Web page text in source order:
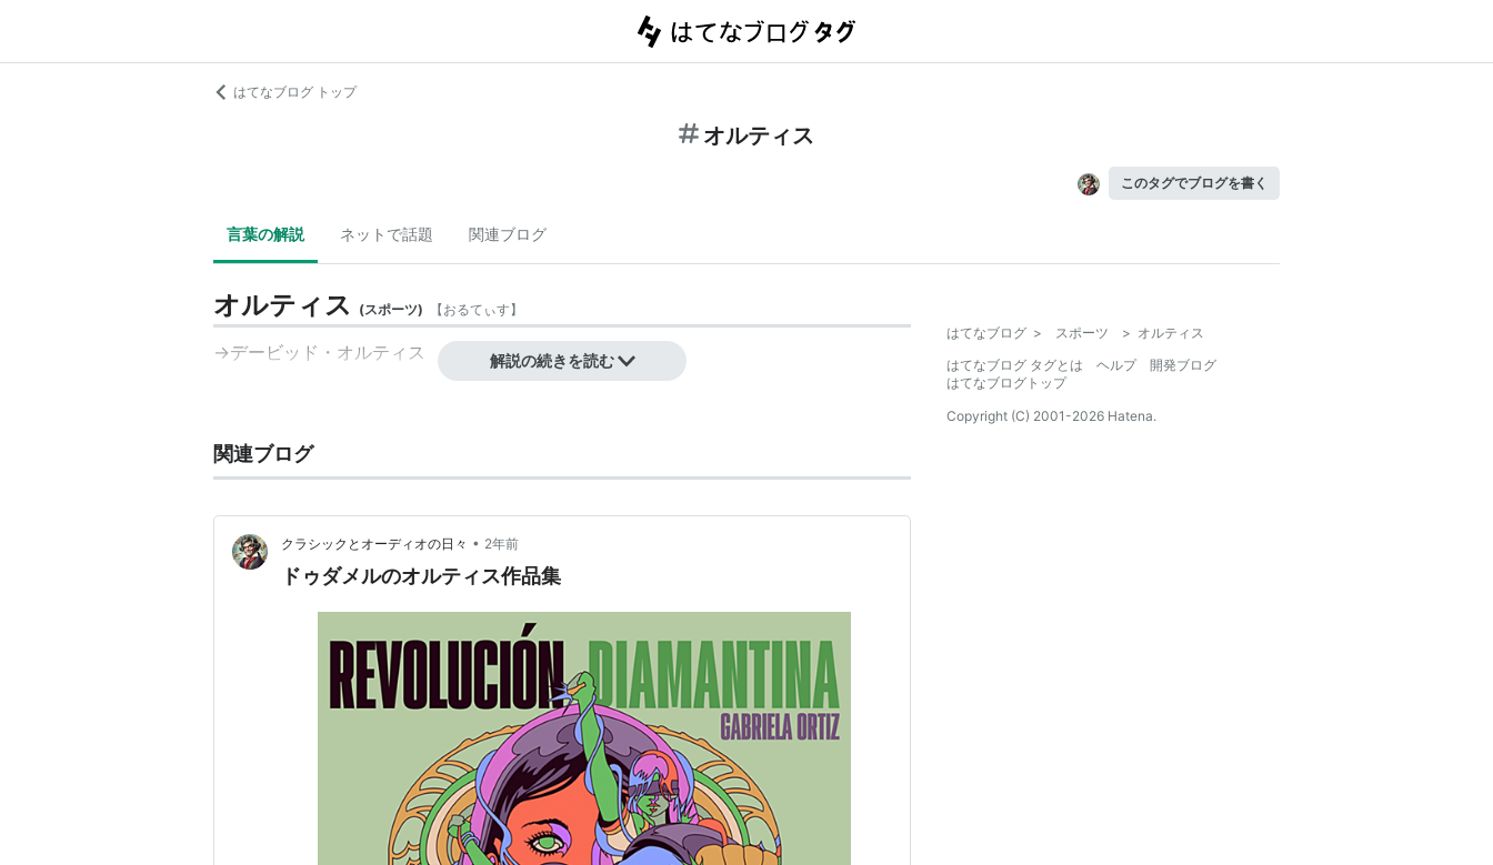
はてなブログ トップ
オルティス
このタグでブログを書く
言葉の解説 ネットで話題 関連ブログ
オルティス (スポーツ) 【おるてぃす】
→デービッド・オルティス 解説の続きを読む
関連ブログ
クラシックとオーディオの日々 • 2年前
ドゥダメルのオルティス作品集
はてなブログ > スポーツ > オルティス
はてなブログ タグとは
ヘルプ
開発ブログ
はてなブログトップ
Copyright (C) 2001-2026 Hatena.